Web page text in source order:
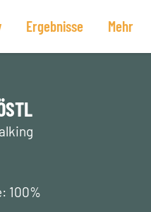
Ergebnisse Mehr
100%